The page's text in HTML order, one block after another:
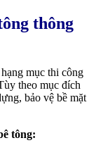
thông
mục thi công
theo mục đích
bảo vệ bề mặt
tông: